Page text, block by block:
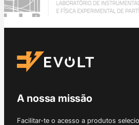
A nossa missão
Facilitar-te o acesso a produtos